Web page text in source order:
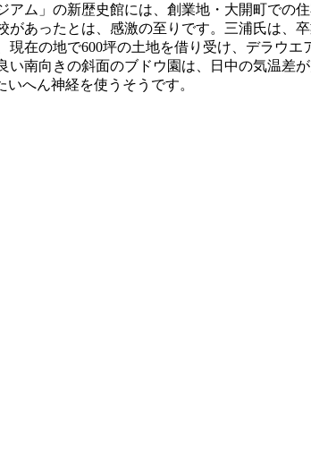
アム」の新歴史館には、創業地・大開町での
があったとは、感激の至りです。三浦氏は、
現在の地で600坪の土地を借り受け、デラウエ
い南向きの斜面のブドウ園は、日中の気温差
へん神経を使うそうです。